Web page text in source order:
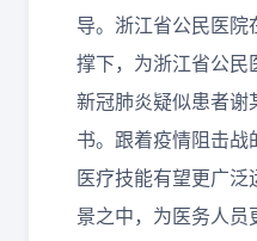
导。浙江省公民医院
撑下，为浙江省公民
新冠肺炎疑似患者谢
书。跟着疫情阻击
医疗技能有望更广
景之中，为医务人员